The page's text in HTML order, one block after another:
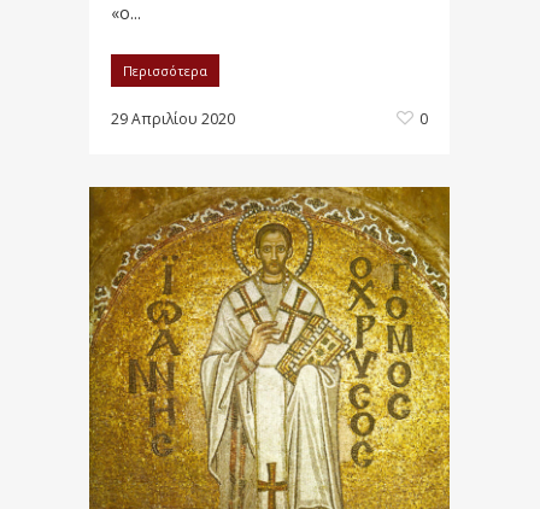
«ο...
Περισσότερα
29 Απριλίου 2020 0